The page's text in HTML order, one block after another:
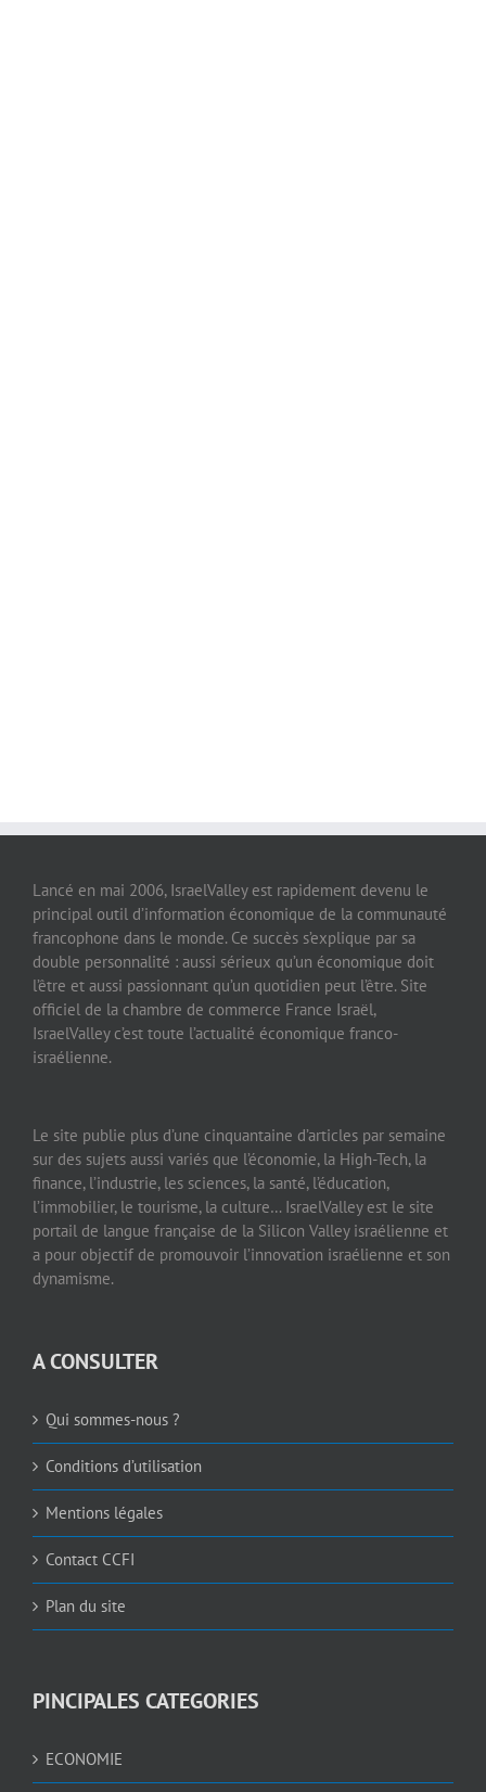
Lancé en mai 2006, IsraelValley est rapidement devenu le
principal outil d’information économique de la communauté
francophone dans le monde. Ce succès s’explique par sa
double personnalité : aussi sérieux qu’un économique doit
l’être et aussi passionnant qu’un quotidien peut l’être. Site
officiel de la chambre de commerce France Israël,
IsraelValley c’est toute l’actualité économique franco-
israélienne.
Le site publie plus d’une cinquantaine d’articles par semaine
sur des sujets aussi variés que l’économie, la High-Tech, la
finance, l’industrie, les sciences, la santé, l’éducation,
l’immobilier, le tourisme, la culture… IsraelValley est le site
portail de langue française de la Silicon Valley israélienne et
a pour objectif de promouvoir l’innovation israélienne et son
dynamisme.
A CONSULTER
Qui sommes-nous ?
Conditions d’utilisation
Mentions légales
Contact CCFI
Plan du site
PINCIPALES CATEGORIES
ECONOMIE